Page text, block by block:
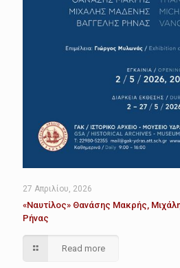
27 Απριλίου, 2026
«Ναυτίλος» Θανάσης Μακρής,
Ρήνας
Read more